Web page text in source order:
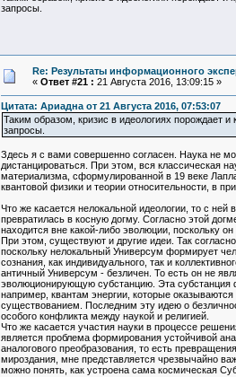
запросы.
Re: Результаты информационного
« Ответ #21 : 21 Августа 2016, 13:09:15 »
Цитата: Ариадна от 21 Августа 2016, 07:53:07
Таким образом, кризис в идеологиях порождает
запросы.
Здесь я с вами совершенно согласен. Наука не
дистанцироваться. При этом, вся классическая
материализма, сформулированной в 19 веке
квантовой физики и теории относительности, в
Что же касается нелокальной идеологии, то с ней
превратилась в косную догму. Согласно этой
находится вне какой-либо эволюции, поскольку
При этом, существуют и другие идеи. Так
поскольку нелокальный Универсум формирует
сознания, как индивидуального, так и
античный Универсум - безличен. То есть он не
эволюционирующую субстанцию. Эта
например, квантам энергии, которые
существованием. Последним эту идею о
особого конфликта между наукой и религией.
Что же касается участия науки в процессе
является проблема формирования устойчивой
аналогового преобразования, то есть
мироздания, мне представляется чрезвычайно
можно понять, как устроена сама космическая